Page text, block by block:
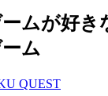
ムが好き
ム